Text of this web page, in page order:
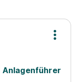
Anlagenführer